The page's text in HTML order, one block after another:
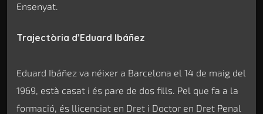
Ensenyat.
Trajectòria d’Eduard Ibáñez
Eduard Ibáñez va néixer a Barcelona el 14 de maig del
1969, està casat i és pare de dos fills. Pel que fa a la
formació, és llicenciat en Dret i Doctor en Dret Penal